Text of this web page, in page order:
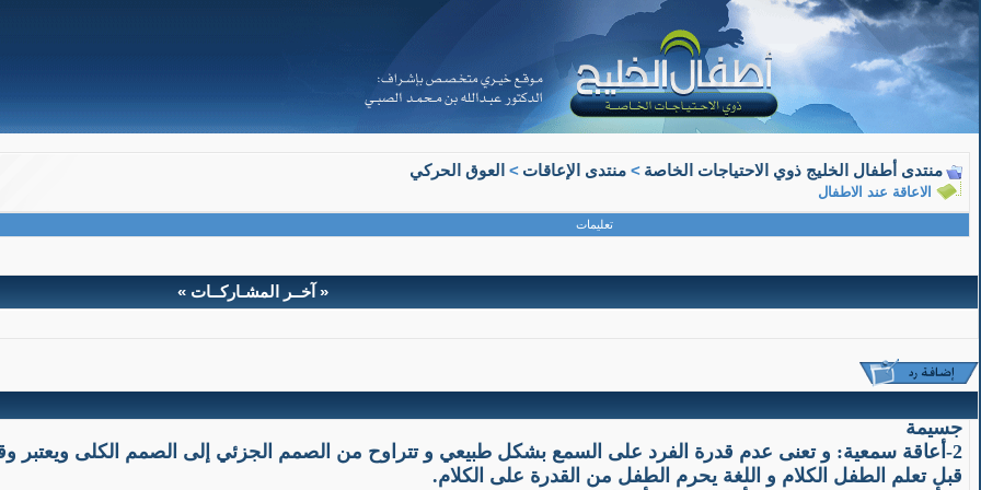
منتدى أطفال الخليج ذوي الاحتياجات الخاصة > منتدى الإعاقات > العوق الحركي
الاعاقة عند الاطفال
تعليمات
« آخــر المشـاركــات »
د محمد الشافعى
عضو جديد
الاعاقة عند الاطفال
الإعاقة عند الأطفال
يشير مفهوم الإعاقة إلى بشكل عام إلى ضرر يلحق بالفرد نتيجة قصور أو عجز . يكون من شانه تقييد حركته أو منع انجازه
وتصنف الإعاقات إلى :
جسيمة
2-أعاقة سمعية: و تعنى عدم قدرة الفرد على السمع بشكل طبيعي و تتراوح من الصمم الجزئي إلى الصمم الكلى ويعتبر
قبل تعلم الطفل الكلام و اللغة يحرم الطفل من القدرة على الكلام.